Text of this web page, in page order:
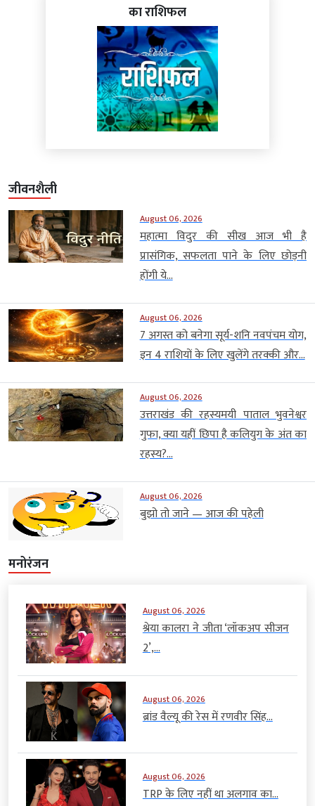
का राशिफल
जीवनशैली
August 06, 2026
महात्मा विदुर की सीख आज भी है
प्रासंगिक, सफलता पाने के लिए छोड़नी
होंगी ये...
August 06, 2026
7 अगस्त को बनेगा सूर्य-शनि नवपंचम योग,
इन 4 राशियों के लिए खुलेंगे तरक्की और...
August 06, 2026
उत्तराखंड की रहस्यमयी पाताल भुवनेश्वर
गुफा, क्या यहीं छिपा है कलियुग के अंत का
रहस्य?...
August 06, 2026
बुझो तो जाने — आज की पहेली
मनोरंजन
August 06, 2026
श्रेया कालरा ने जीता ‘लॉकअप सीजन
2’,...
August 06, 2026
ब्रांड वैल्यू की रेस में रणवीर सिंह...
August 06, 2026
TRP के लिए नहीं था अलगाव का...